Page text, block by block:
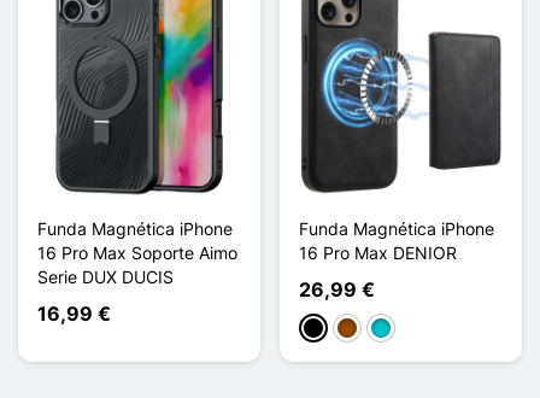
Funda Magnética iPhone
16 Pro Max Soporte Aimo
Serie DUX DUCIS
16,99 €
Funda Magnética iPhone
16 Pro Max DENIOR
26,99 €
NegroMarrónTurquesa